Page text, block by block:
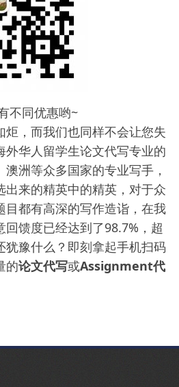
不同优惠哟~
炬，而我们也同样不会让您失
外华人留学生论文代写专业的
洲等众多国家的专业写手，
出来的精英中的精英，对于众
目都有高深的写作造诣，在我
馈度已经达到了98.7%，超
犹豫什么？即刻拿起手机扫码
的论文代写或Assignment代